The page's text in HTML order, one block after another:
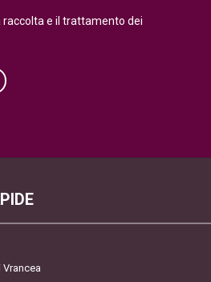
raccolta e il trattamento dei